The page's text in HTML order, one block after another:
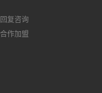
回复咨询
合作加盟